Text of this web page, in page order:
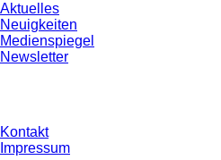
Aktuelles
Neuigkeiten
Medienspiegel
Newsletter
Kontakt
Impressum